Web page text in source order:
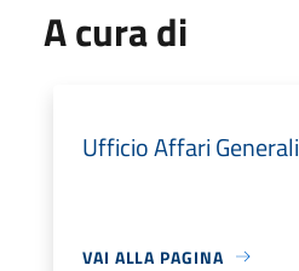
A cura di
Ufficio Affari Generali
VAI ALLA PAGINA